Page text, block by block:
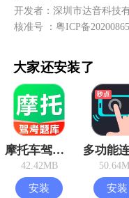
开发者：深圳市达音科技
核准号 ：粤ICP备
大家还安装了
摩托车驾考过关
42.42MB
安装 安装